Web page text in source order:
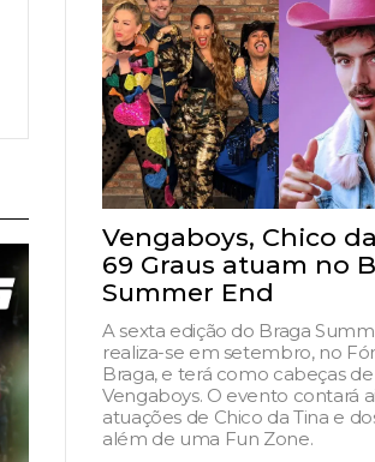
Vengaboys, Chico
69 Graus atuam no
Summer End
A sexta edição do Braga
realiza-se em setembro, no
Braga, e terá como cabeças
Vengaboys. O evento contará
atuações de Chico da Tina e
além de uma Fun Zone.